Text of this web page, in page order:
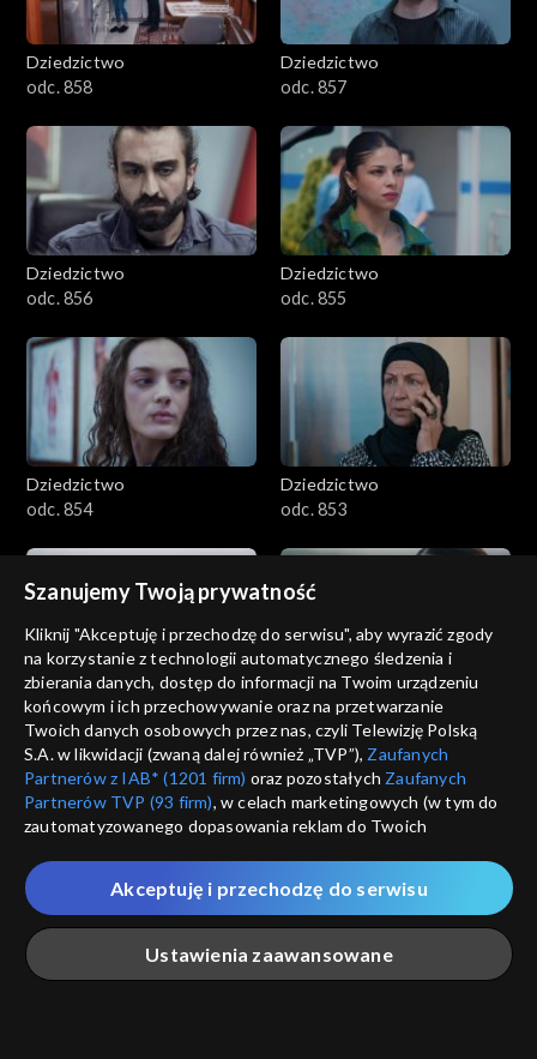
Dziedzictwo
odc. 858
Dziedzictwo
odc. 857
Dziedzictwo
odc. 856
Dziedzictwo
odc. 855
Dziedzictwo
odc. 854
Dziedzictwo
odc. 853
Dziedzictwo
odc. 852
Dziedzictwo
odc. 851
Dziedzictwo
odc. 850
Dziedzictwo
odc. 849
Szanujemy Twoją prywatność
Kliknij "Akceptuję i przechodzę do serwisu", aby wyrazić zgody
na korzystanie z technologii automatycznego śledzenia i
zbierania danych, dostęp do informacji na Twoim urządzeniu
końcowym i ich przechowywanie oraz na przetwarzanie
Twoich danych osobowych przez nas, czyli Telewizję Polską
S.A. w likwidacji (zwaną dalej również „TVP”), Zaufanych
Partnerów z IAB* (1201 firm) oraz pozostałych Zaufanych
Partnerów TVP (93 firm), w celach marketingowych (w tym do
zautomatyzowanego dopasowania reklam do Twoich
które wskazujemy poniżej, a także zgody na udostępnianie
przez nas identyfikatora PPID do Google.
Twoje dane osobowe zbierane podczas odwiedzania przez
Ciebie naszych
poszczególnych serwisówzwanych dalej
„Portalem”, w tym informacje zapisywane za pomocą
Ustawienia zaawansowane
Akceptuję i przechodzę do serwisu